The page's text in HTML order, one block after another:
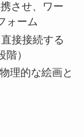
させ、ワー
ォーム
接接続する
）
理的な絵画と